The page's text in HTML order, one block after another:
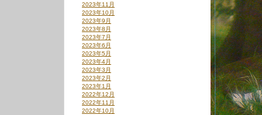
2023年11月
2023年10月
2023年9月
2023年8月
2023年7月
2023年6月
2023年5月
2023年4月
2023年3月
2023年2月
2023年1月
2022年12月
2022年11月
2022年10月